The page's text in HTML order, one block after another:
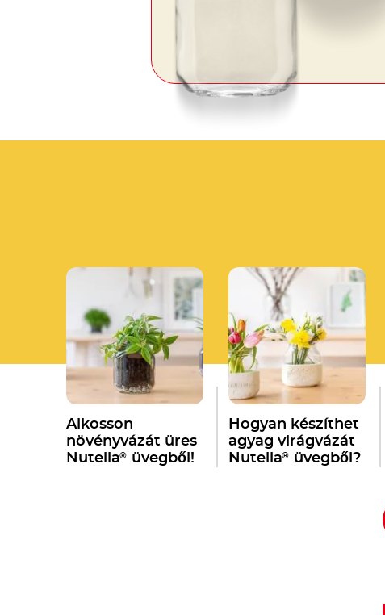
Alkosson
növényvázát üres
Nutella® üvegből!
Hogyan készíthet
agyag virágvázát
Nutella® üvegből?